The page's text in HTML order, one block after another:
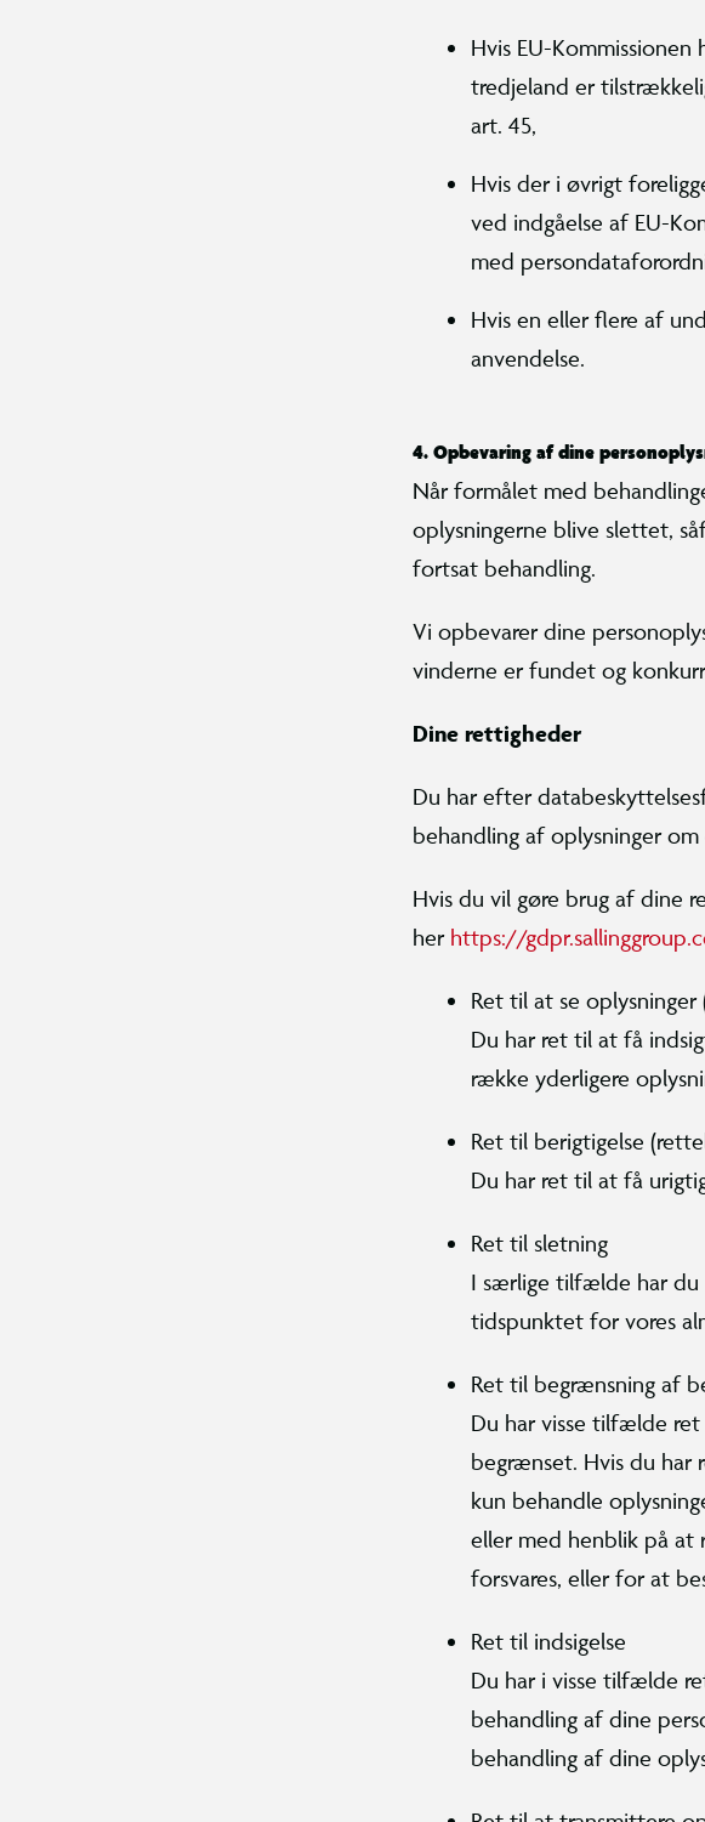
Hvis EU-
tredjeland er
art. 45,
Hvis der i øvrigt
ved indgåelse af EU-
med
Hvis en eller flere af
anvendelse.
4. Opbevaring af dine
Når formålet med
oplysningerne blive slettet,
fortsat behandling.
Vi opbevarer dine
vinderne er fundet og
Dine rettigheder
Du har efter
behandling af oplysninger
Hvis du vil gøre brug af dine
her https://
Ret til at se oplysninger
Du har ret til at få
række yderligere
Ret til berigtigelse
Du har ret til at få
Ret til sletning
I særlige tilfælde har du
tidspunktet for vores
Ret til begrænsning af
Du har visse tilfælde
begrænset. Hvis du
kun behandle
eller med henblik på at
forsvares, eller for at
Ret til indsigelse
Du har i visse tilfælde
behandling af dine
behandling af dine